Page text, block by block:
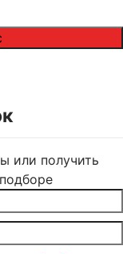
или получить